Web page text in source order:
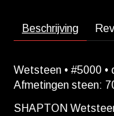
Beschrijving
Wetsteen • #5000 •
Afmetingen steen:
SHAPTON